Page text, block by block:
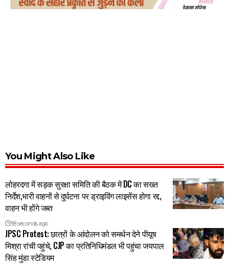
You Might Also Like
लोहरदगा में सड़क सुरक्षा समिति की बैठक में DC का सख्त
निर्देश,भारी वाहनों से दुर्घटना पर ड्राइविंग लाइसेंस होगा रद्द,
वाहन भी होंगे जब्त
58 seconds ago
JPSC Protest: छात्रों के आंदोलन को समर्थन देने पीयूष
मिश्रा रांची पहुंचे, CJP का प्रतिनिधिमंडल भी पहुंचा जयपाल
सिंह मुंडा स्टेडियम